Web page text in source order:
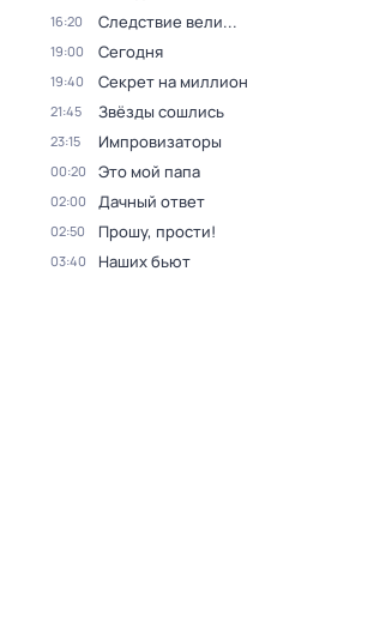
16:20 Следствие вели...
19:00 Сегодня
19:40 Секрет на миллион
21:45 Звёзды сошлись
23:15 Импровизаторы
00:20 Это мой папа
02:00 Дачный ответ
02:50 Прошу, прости!
03:40 Наших бьют